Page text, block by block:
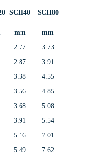
SCH40 SCH80
mm
mm
2.77
3.73
2.87
3.91
3.38
4.55
3.56
4.85
3.68
5.08
3.91
5.54
5.16
7.01
5.49
7.62